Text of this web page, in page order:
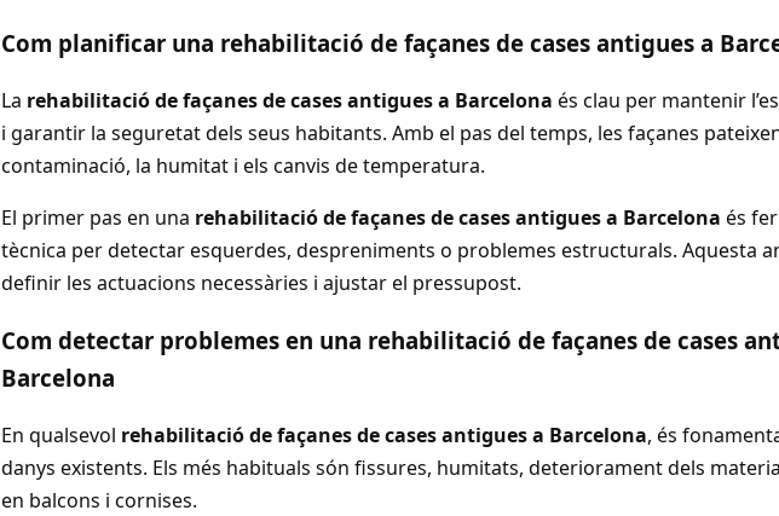
Com planificar una rehabilitació de façanes de cases antigues a
La rehabilitació de façanes de cases antigues a Barcelona és clau per mantenir
i garantir la seguretat dels seus habitants. Amb el pas del temps, les façanes
contaminació, la humitat i els canvis de temperatura.
El primer pas en una rehabilitació de façanes de cases antigues a Barcelona és
tècnica per detectar esquerdes, despreniments o problemes estructurals. Aquesta
definir les actuacions necessàries i ajustar el pressupost.
Com detectar problemes en una rehabilitació de façanes de cases
Barcelona
En qualsevol rehabilitació de façanes de cases antigues a Barcelona, és
danys existents. Els més habituals són fissures, humitats, deteriorament dels
en balcons i cornises.